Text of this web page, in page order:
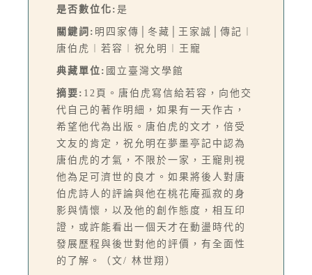
是否數位化: 是
關鍵詞: 明四家傳│冬藏│王家誠│傳記︱
唐伯虎︱若容︱祝允明︱王寵
典藏單位: 國立臺灣文學館
摘要: 12頁。唐伯虎寫信給若容，向他交
代自己的著作明細，如果有一天作古，
希望他代為出版。唐伯虎的文才，倍受
文友的肯定，祝允明在夢墨亭記中認為
唐伯虎的才氣，不限於一家，王寵則視
他為足可濟世的良才。如果將後人對唐
伯虎詩人的評論與他在桃花庵孤寂的身
影與情懷，以及他的創作態度，相互印
證，或許能看出一個天才在動盪時代的
發展歷程與後世對他的評價，有全面性
的了解。（文/ 林世翔）